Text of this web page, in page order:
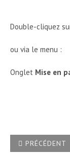
Double-cliquez
ou via le menu :
Onglet Mise en
ARTICLE
PRÉCÉDENT